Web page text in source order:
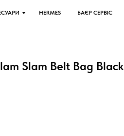
HERMES БАЄР СЕРВІС
Slam Belt Bag Black